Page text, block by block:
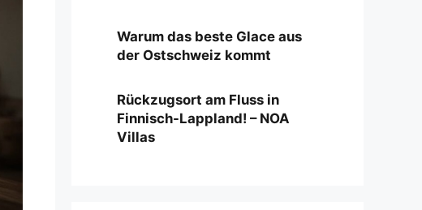
Warum das beste Glace aus
der Ostschweiz kommt
Rückzugsort am Fluss in
Finnisch-Lappland! – NOA
Villas